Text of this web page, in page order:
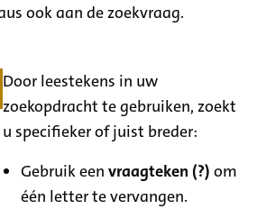
ook aan de zoekvraag.
Door leestekens in uw
zoekopdracht te gebruiken, zoekt
u specifieker of juist breder:
Gebruik eenvraagteken (?) om
één letter te vervangen.